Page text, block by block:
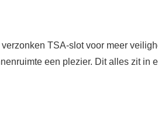
TSA-slot voor meer
een plezier. Dit alles zit in